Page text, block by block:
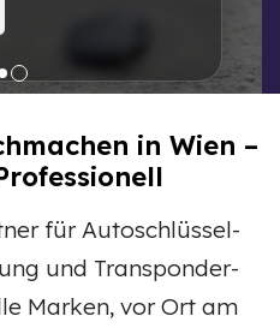
in Wien –
für Autoschlüssel-
und Transponder-
Marken, vor Ort am